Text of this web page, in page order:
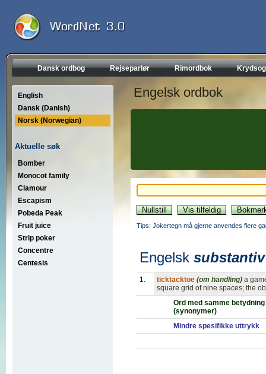
Dansk ordbog Rejseparlør Rimordbok
English
Dansk (Danish)
Norsk (Norwegian)
Aktuelle søk
Bomber
Monocot family
Clamour
Escapism
Pobeda Peak
Fruit juice
Strip poker
Concentre
Centesis
Engelsk ordbok
Tips: Jokertegn må gjerne anvendes flere
Engelsk substantiv
1. ticktacktoe (om handling) a
square grid of nine spaces; the
Ord med samme betydning
(synonymer)
Mindre spesifikke uttrykk